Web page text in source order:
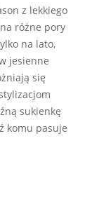
z lekkiego
różne pory
na lato,
jesienne
się
sukienkę
komu pasuje